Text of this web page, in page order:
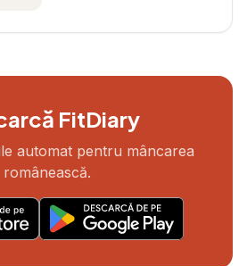
FitDiary
automat pentru mâncarea
românească.